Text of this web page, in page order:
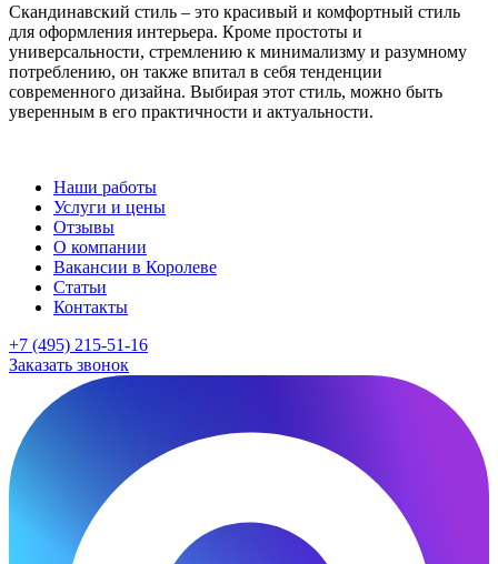
Скандинавский стиль – это красивый и комфортный стиль
для оформления интерьера. Кроме простоты и
универсальности, стремлению к минимализму и разумному
потреблению, он также впитал в себя тенденции
современного дизайна. Выбирая этот стиль, можно быть
уверенным в его практичности и актуальности.
Наши работы
Услуги и цены
Отзывы
О компании
Вакансии в Королеве
Статьи
Контакты
+7 (495) 215-51-16
Заказать звонок